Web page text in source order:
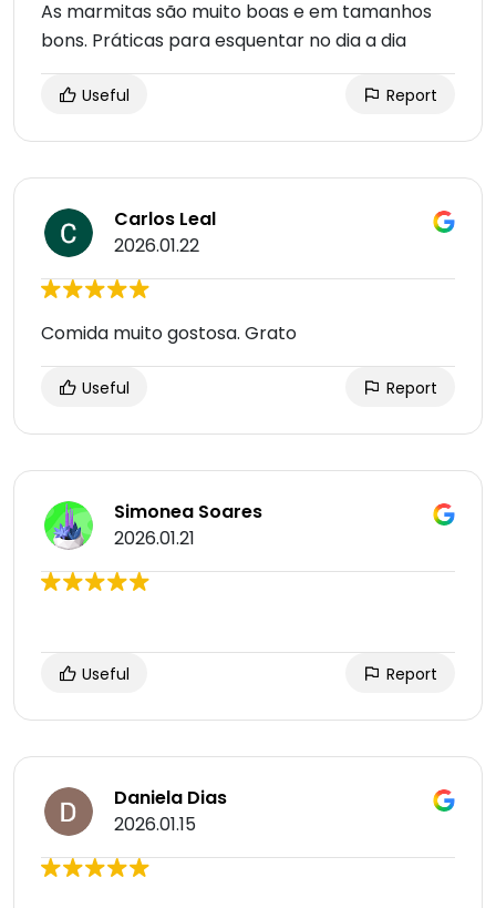
As marmitas são muito boas e em tamanhos
bons. Práticas para esquentar no dia a dia
Useful Report
Carlos Leal
2026.01.22
Comida muito gostosa. Grato
Useful Report
Simonea Soares
2026.01.21
Useful Report
Daniela Dias
2026.01.15